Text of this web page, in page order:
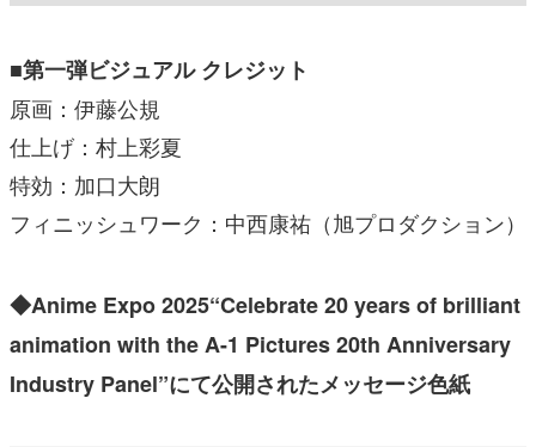
■第一弾ビジュアル クレジット
原画：伊藤公規
仕上げ：村上彩夏
特効：加口大朗
フィニッシュワーク：中西康祐（旭プロダクション）
◆Anime Expo 2025“Celebrate 20 years of brilliant
animation with the A-1 Pictures 20th Anniversary
Industry Panel”にて公開されたメッセージ色紙